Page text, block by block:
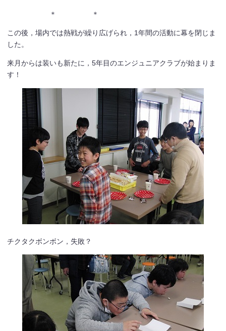
＊ ＊
この後，場内では熱戦が繰り広げられ，1年間の活動に幕を閉じま
した。
来月からは装いも新たに，5年目のエンジュニアクラブが始まりま
す！
チクタクボンボン，失敗？